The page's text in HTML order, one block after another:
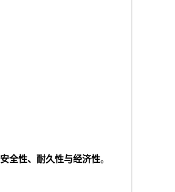
安全性、耐久性与经济性。